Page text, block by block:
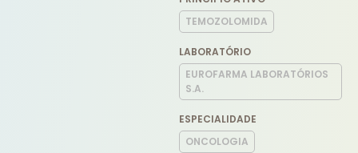
TEMOZOLOMIDA
LABORATÓRIO
EUROFARMA LABORATÓRIOS
S.A.
ESPECIALIDADE
ONCOLOGIA